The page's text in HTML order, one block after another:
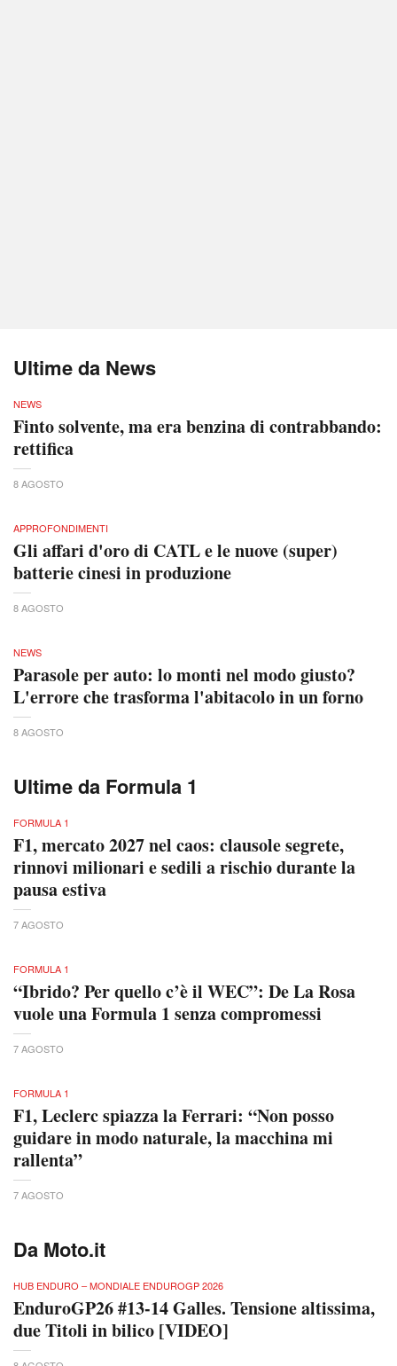
Ultime da News
NEWS
Finto solvente, ma era benzina di contrabbando:
rettifica
8 AGOSTO
APPROFONDIMENTI
Gli affari d'oro di CATL e le nuove (super)
batterie cinesi in produzione
8 AGOSTO
NEWS
Parasole per auto: lo monti nel modo giusto?
L'errore che trasforma l'abitacolo in un forno
8 AGOSTO
Ultime da Formula 1
FORMULA 1
F1, mercato 2027 nel caos: clausole segrete,
rinnovi milionari e sedili a rischio durante la
pausa estiva
7 AGOSTO
FORMULA 1
“Ibrido? Per quello c’è il WEC”: De La Rosa
vuole una Formula 1 senza compromessi
7 AGOSTO
FORMULA 1
F1, Leclerc spiazza la Ferrari: “Non posso
guidare in modo naturale, la macchina mi
rallenta”
7 AGOSTO
Da Moto.it
HUB ENDURO – MONDIALE ENDUROGP 2026
EnduroGP26 #13-14 Galles. Tensione altissima,
due Titoli in bilico [VIDEO]